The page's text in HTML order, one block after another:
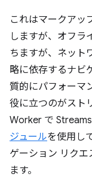
これはマークアッ
しますが、オフラ
ちますが、ネット
略に依存するナビ
質的にパフォーマ
役に立つのがスト
Worker で
ジュールを使用し
ゲーション リク
ます。